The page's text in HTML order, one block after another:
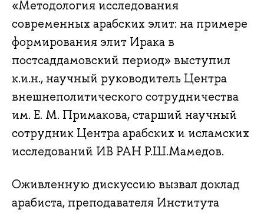
«Методология исследования
современных арабских элит: на примере
формирования элит Ирака в
постсаддамовский период» выступил
к.и.н., научный руководитель Центра
внешнеполитического сотрудничества
им. Е. М. Примакова, старший научный
сотрудник Центра арабских и исламских
исследований ИВ РАН Р.Ш.Мамедов.
Оживленную дискуссию вызвал доклад
арабиста, преподавателя Института